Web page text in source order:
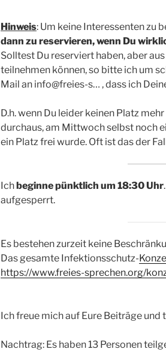
Hinweis: Um keine Interessenten zu
dann zu reservieren, wenn Du
Solltest Du reserviert haben, aber
teilnehmen können, so bitte ich um
Mail an info@freies-s… , dass ich
D.h. wenn Du leider keinen Platz
durchaus, am Mittwoch selbst noch
ein Platz frei wurde. Oft ist das der
Ich beginne pünktlich um 18:30 Uhr
aufgesperrt.
Es bestehen zurzeit keine
Das gesamte Infektionsschutz-
https://www.freies-sprechen.org/
Ich freue mich auf Eure Beiträge und
Nachtrag: Es haben 13 Personen